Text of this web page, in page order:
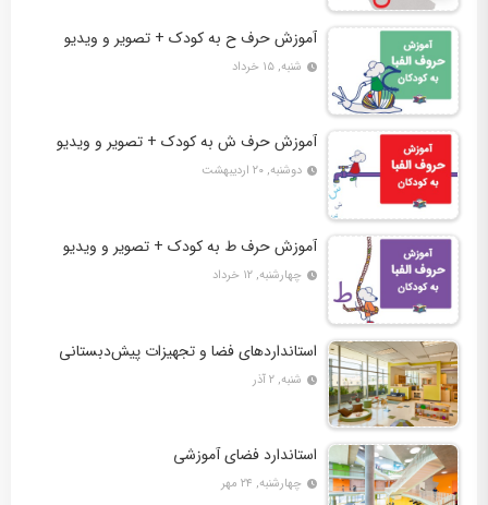
آموزش حرف ح به کودک + تصویر و ویدیو
شنبه, ۱۵ خرداد
آموزش حرف ش به کودک + تصویر و ویدیو
دوشنبه, ۲۰ اردیبهشت
آموزش حرف ط به کودک + تصویر و ویدیو
چهارشنبه, ۱۲ خرداد
استانداردهای فضا و تجهیزات پیش‌دبستانی
شنبه, ۲ آذر
استاندارد فضای آموزشی
چهارشنبه, ۲۴ مهر